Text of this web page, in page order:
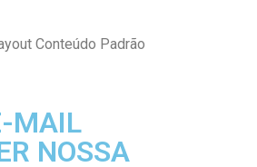
Conteúdo Padrão
MAIL
NOSSA